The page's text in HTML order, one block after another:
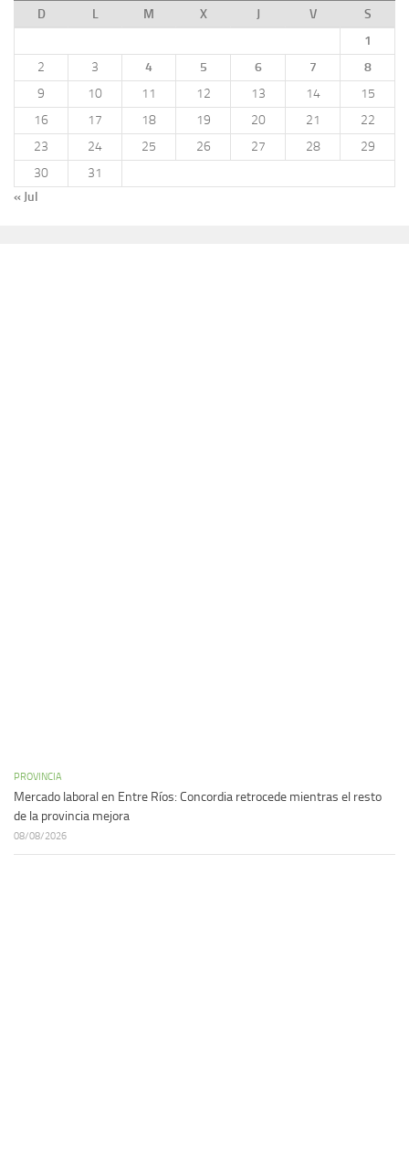
D
L M X J V
S
1
2
3 4 5 6 7
8
9
10 11 12 13 14
15
16
17 18 19 20 21
22
23
24 25 26 27 28
29
30
31
« Jul
PROVINCIA
Mercado laboral en Entre Ríos: Concordia retrocede mientras el resto
de la provincia mejora
08/08/2026